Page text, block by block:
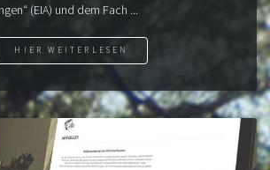
(EIA) und dem Fach ...
HIER WEITERLESEN